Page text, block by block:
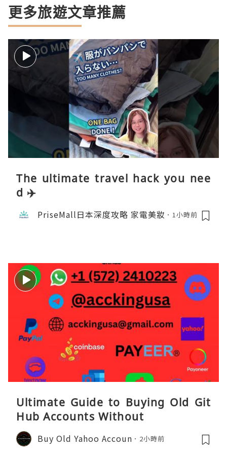
更多旅遊文章推薦
The ultimate travel hack you nee
d ✈️
PriseMall日本深度攻略 家電美妝 1小時前
Ultimate Guide to Buying Old Git
Hub Accounts Without
Buy Old Yahoo Accoun 2小時前